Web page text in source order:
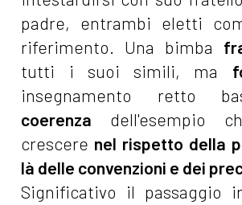
padre, entrambi eletti
riferimento. Una bimba
tutti i suoi simili, ma
insegnamento retto
coerenza dell'esempio
crescere nel rispetto della
là delle convenzioni e dei
Significativo il passaggio